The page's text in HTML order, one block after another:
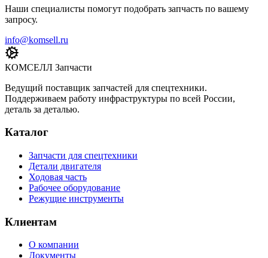
Наши специалисты помогут подобрать запчасть по вашему
запросу.
info@komsell.ru
КОМСЕЛЛ Запчасти
Ведущий поставщик запчастей для спецтехники.
Поддерживаем работу инфраструктуры по всей России,
деталь за деталью.
Каталог
Запчасти для спецтехники
Детали двигателя
Ходовая часть
Рабочее оборудование
Режущие инструменты
Клиентам
О компании
Документы